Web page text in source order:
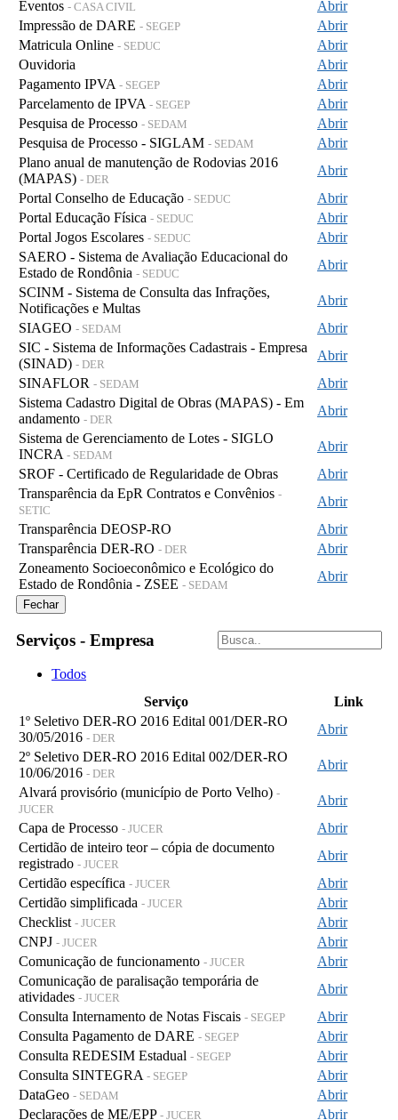
Eventos - CASA CIVIL
Abrir
Impressão de DARE - SEGEP
Abrir
Matricula Online - SEDUC
Abrir
Ouvidoria
Abrir
Pagamento IPVA - SEGEP
Abrir
Parcelamento de IPVA - SEGEP
Abrir
Pesquisa de Processo - SEDAM
Abrir
Pesquisa de Processo - SIGLAM - SEDAM
Abrir
Plano anual de manutenção de Rodovias 2016
(MAPAS) - DER
Abrir
Portal Conselho de Educação - SEDUC
Abrir
Portal Educação Física - SEDUC
Abrir
Portal Jogos Escolares - SEDUC
Abrir
SAERO - Sistema de Avaliação Educacional do
Estado de Rondônia - SEDUC
Abrir
SCINM - Sistema de Consulta das Infrações,
Notificações e Multas
Abrir
SIAGEO - SEDAM
Abrir
SIC - Sistema de Informações Cadastrais - Empresa
(SINAD) - DER
Abrir
SINAFLOR - SEDAM
Abrir
Sistema Cadastro Digital de Obras (MAPAS) - Em
andamento - DER
Abrir
Sistema de Gerenciamento de Lotes - SIGLO
INCRA - SEDAM
Abrir
SROF - Certificado de Regularidade de Obras
Abrir
Transparência da EpR Contratos e Convênios -
SETIC
Abrir
Transparência DEOSP-RO
Abrir
Transparência DER-RO - DER
Abrir
Zoneamento Socioeconômico e Ecológico do
Estado de Rondônia - ZSEE - SEDAM
Abrir
Fechar
Serviços - Empresa
Todos
Serviço
Link
1º Seletivo DER-RO 2016 Edital 001/DER-RO
30/05/2016 - DER
Abrir
2º Seletivo DER-RO 2016 Edital 002/DER-RO
10/06/2016 - DER
Abrir
Alvará provisório (município de Porto Velho) -
JUCER
Abrir
Capa de Processo - JUCER
Abrir
Certidão de inteiro teor – cópia de documento
registrado - JUCER
Abrir
Certidão específica - JUCER
Abrir
Certidão simplificada - JUCER
Abrir
Checklist - JUCER
Abrir
CNPJ - JUCER
Abrir
Comunicação de funcionamento - JUCER
Abrir
Comunicação de paralisação temporária de
atividades - JUCER
Abrir
Consulta Internamento de Notas Fiscais - SEGEP
Abrir
Consulta Pagamento de DARE - SEGEP
Abrir
Consulta REDESIM Estadual - SEGEP
Abrir
Consulta SINTEGRA - SEGEP
Abrir
DataGeo - SEDAM
Abrir
Declarações de ME/EPP - JUCER Abrir